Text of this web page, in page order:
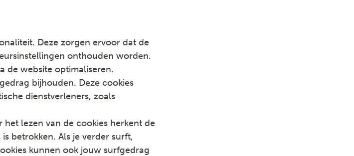
Deze zorgen ervoor dat de
onthouden worden.
de website optimaliseren.
bijhouden. Deze cookies
dienstverleners, zoals
lezen van de cookies herkent de
betrokken. Als je verder surft,
kunnen ook jouw surfgedrag